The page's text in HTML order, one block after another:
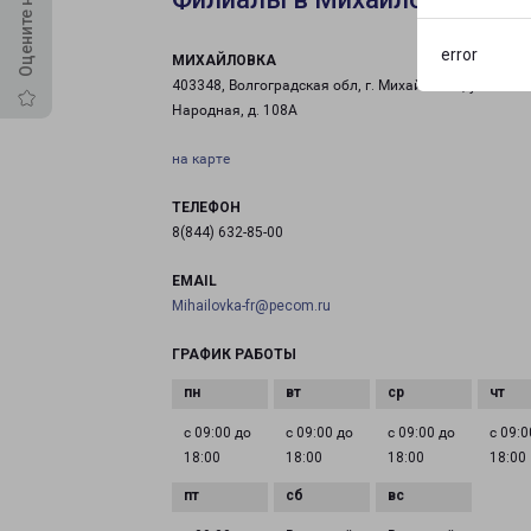
error
МИХАЙЛОВКА
403348, Волгоградская обл, г. Михайловка, ул.
Народная, д. 108А
на карте
ТЕЛЕФОН
8(844) 632-85-00
EMAIL
Mihailovka-fr@pecom.ru
ГРАФИК РАБОТЫ
с 09:00 до
18:00
с 09:00 до
18:00
с 09:00 до
18:00
с
18:00